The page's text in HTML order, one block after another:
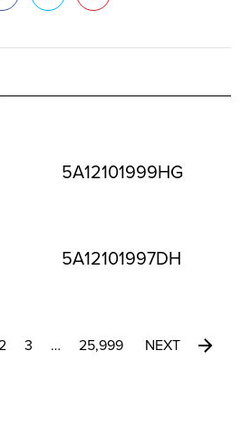
5A12101999HG
5A12101997DH
3 … 25,999 NEXT